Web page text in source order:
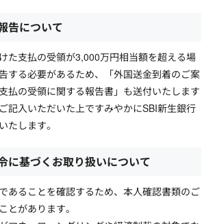
告について
た支払の受領が3,000万円相当額を超える場
する必要があるため、「外国送金到着のご案
払の受領に関する報告書」も送付いたします
記入いただいた上ですみやかにSBI新生銀行
たします。
に基づくお取り扱いについて
あることを確認するため、本人確認書類のご
とがあります。